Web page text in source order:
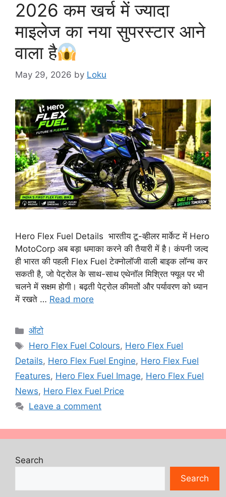
2026 कम खर्च में ज्यादा
माइलेज का नया सुपरस्टार आने
वाला है
May 29, 2026 by Loku
Hero Flex Fuel Details भारतीय टू-व्हीलर मार्केट में Hero
MotoCorp अब बड़ा धमाका करने की तैयारी में है। कंपनी जल्द
ही भारत की पहली Flex Fuel टेक्नोलॉजी वाली बाइक लॉन्च कर
सकती है, जो पेट्रोल के साथ-साथ एथेनॉल मिश्रित फ्यूल पर भी
चलने में सक्षम होगी। बढ़ती पेट्रोल कीमतों और पर्यावरण को ध्यान
में रखते … Read more
Categories
ऑटो
Tags
Hero Flex Fuel Colours, Hero Flex Fuel
Details, Hero Flex Fuel Engine, Hero Flex Fuel
Features, Hero Flex Fuel Image, Hero Flex Fuel
News, Hero Flex Fuel Price
Leave a comment
Search
Search